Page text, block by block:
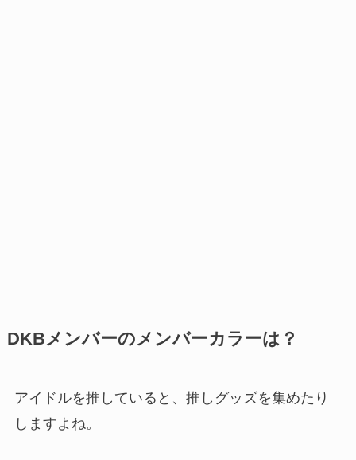
DKBメンバーのメンバーカラーは？
アイドルを推していると、推しグッズを集めたり
しますよね。